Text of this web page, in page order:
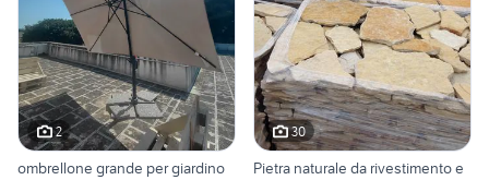
2
ombrellone grande per giardino
30
Pietra naturale da rivestimento e